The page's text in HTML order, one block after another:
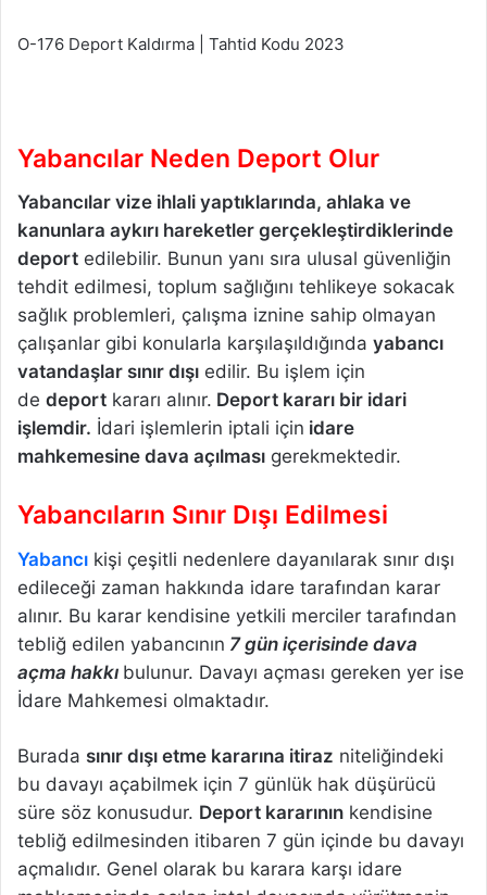
O-176 Deport Kaldırma | Tahtid Kodu 2023
Yabancılar Neden Deport Olur
Yabancılar vize ihlali yaptıklarında, ahlaka ve
kanunlara aykırı hareketler gerçekleştirdiklerinde
deport edilebilir. Bunun yanı sıra ulusal güvenliğin
tehdit edilmesi, toplum sağlığını tehlikeye sokacak
sağlık problemleri, çalışma iznine sahip olmayan
çalışanlar gibi konularla karşılaşıldığında yabancı
vatandaşlar sınır dışı edilir. Bu işlem için
de deport kararı alınır. Deport kararı bir idari
işlemdir. İdari işlemlerin iptali için idare
mahkemesine dava açılması gerekmektedir.
Yabancıların Sınır Dışı Edilmesi
Yabancı kişi çeşitli nedenlere dayanılarak sınır dışı
edileceği zaman hakkında idare tarafından karar
alınır. Bu karar kendisine yetkili merciler tarafından
tebliğ edilen yabancının 7 gün içerisinde dava
açma hakkı bulunur. Davayı açması gereken yer ise
İdare Mahkemesi olmaktadır.
Burada sınır dışı etme kararına itiraz niteliğindeki
bu davayı açabilmek için 7 günlük hak düşürücü
süre söz konusudur. Deport kararının kendisine
tebliğ edilmesinden itibaren 7 gün içinde bu davayı
açmalıdır. Genel olarak bu karara karşı idare